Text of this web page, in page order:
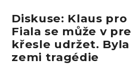
Diskuse: Klaus
Fiala se může v
křesle udržet.
zemi tragédie